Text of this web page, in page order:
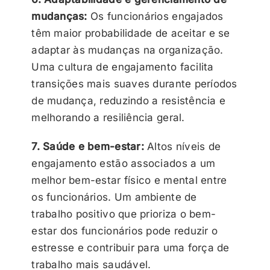
mudanças: Os funcionários engajados
têm maior probabilidade de aceitar e se
adaptar às mudanças na organização.
Uma cultura de engajamento facilita
transições mais suaves durante períodos
de mudança, reduzindo a resistência e
melhorando a resiliência geral.
7. Saúde e bem-estar:Altos níveis de
engajamento estão associados a um
melhor bem-estar físico e mental entre
os funcionários. Um ambiente de
trabalho positivo que prioriza o bem-
estar dos funcionários pode reduzir o
estresse e contribuir para uma força de
trabalho mais saudável.